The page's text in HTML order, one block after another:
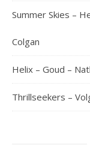
Summer Skies –
Colgan
Helix – Goud –
Thrillseekers –